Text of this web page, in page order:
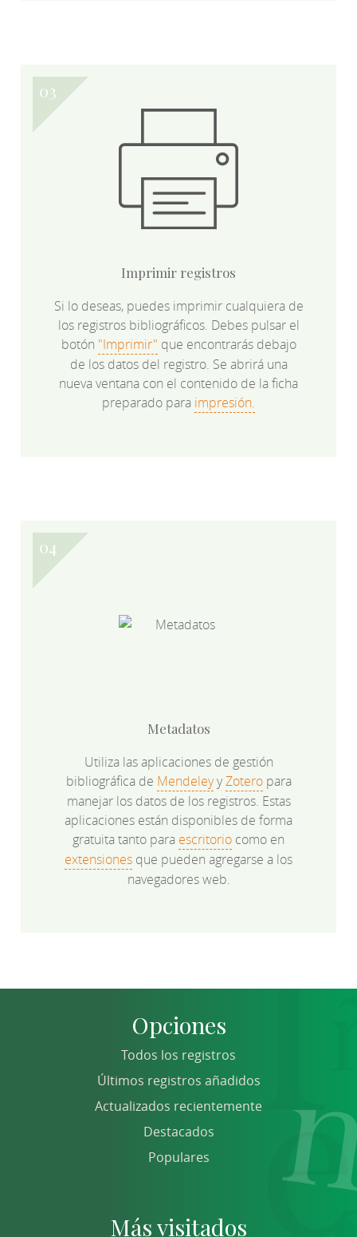
Imprimir registros
Si lo deseas, puedes imprimir cualquiera de
los registros bibliográficos. Debes pulsar el
botón "Imprimir" que encontrarás debajo
de los datos del registro. Se abrirá una
nueva ventana con el contenido de la ficha
preparado para impresión.
Metadatos
Utiliza las aplicaciones de gestión
bibliográfica de MendeleyyZoteropara
manejar los datos de los registros. Estas
aplicaciones están disponibles de forma
gratuita tanto para escritorio como en
extensiones que pueden agregarse a los
navegadores web.
Opciones
Todos los registros
Últimos registros añadidos
Actualizados recientemente
Destacados
Populares
Más visitados